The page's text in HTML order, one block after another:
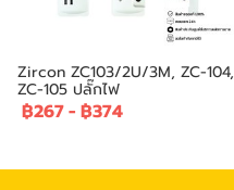
Zircon ZC103/2U/3M, ZC-104,
ZC-105 ปลั๊กไฟ
฿267- ฿374